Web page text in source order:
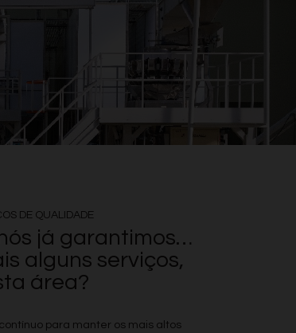
DE QUALIDADE
já garantimos…
alguns serviços,
área?
para manter os mais altos